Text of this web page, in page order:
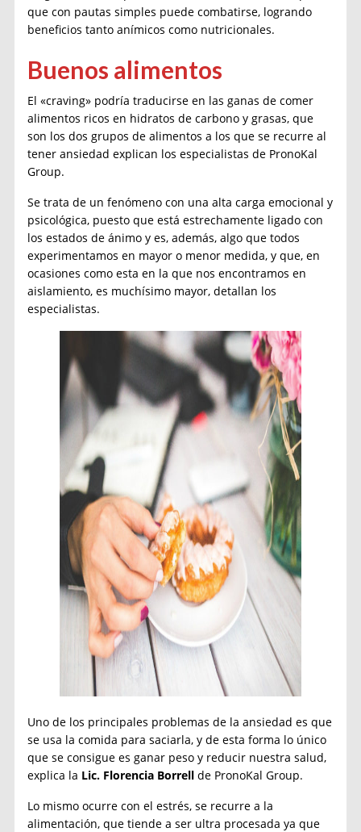
que con pautas simples puede combatirse, logrando
beneficios tanto anímicos como nutricionales.
Buenos alimentos
El «craving» podría traducirse en las ganas de comer
alimentos ricos en hidratos de carbono y grasas, que
son los dos grupos de alimentos a los que se recurre al
tener ansiedad explican los especialistas de PronoKal
Group.
Se trata de un fenómeno con una alta carga emocional y
psicológica, puesto que está estrechamente ligado con
los estados de ánimo y es, además, algo que todos
experimentamos en mayor o menor medida, y que, en
ocasiones como esta en la que nos encontramos en
aislamiento, es muchísimo mayor, detallan los
especialistas.
Uno de los principales problemas de la ansiedad es que
se usa la comida para saciarla, y de esta forma lo único
que se consigue es ganar peso y reducir nuestra salud,
explica la Lic. Florencia Borrell de PronoKal Group.
Lo mismo ocurre con el estrés, se recurre a la
alimentación, que tiende a ser ultra procesada ya que